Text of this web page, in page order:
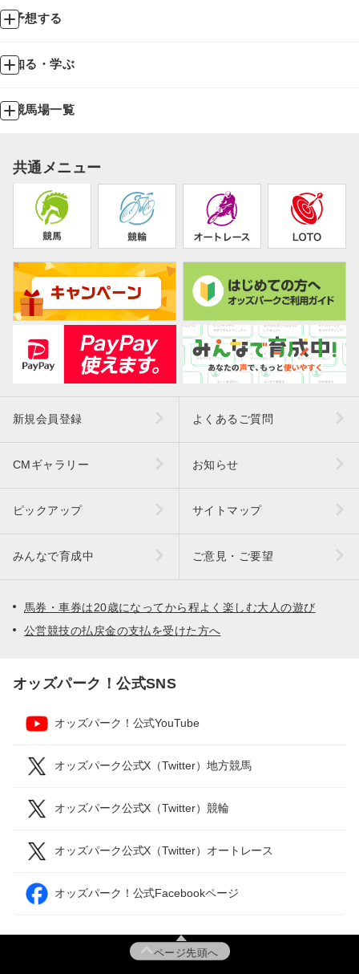
予想する
知る・学ぶ
競馬場一覧
共通メニュー
新規会員登録 よくあるご質問
CMギャラリー お知らせ
ピックアップ サイトマップ
みんなで育成中 ご意見・ご要望
馬券・車券は20歳になってから程よく楽しむ大人の遊び
公営競技の払戻金の支払を受けた方へ
オッズパーク！公式SNS
オッズパーク！公式YouTube
オッズパーク公式X（Twitter）地方競馬
オッズパーク公式X（Twitter）競輪
オッズパーク公式X（Twitter）オートレース
オッズパーク！公式Facebookページ
ページ先頭へ